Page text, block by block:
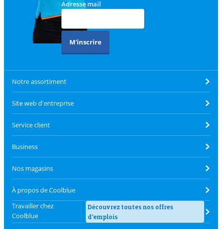
Adresse mail
M'inscrire
Notre assortiment
Site web d'entreprise
Service client
Business
Nos magasins
À propos de Coolblue
Travailler chez
Coolblue
Découvrez toutes nos offres
d'emplois